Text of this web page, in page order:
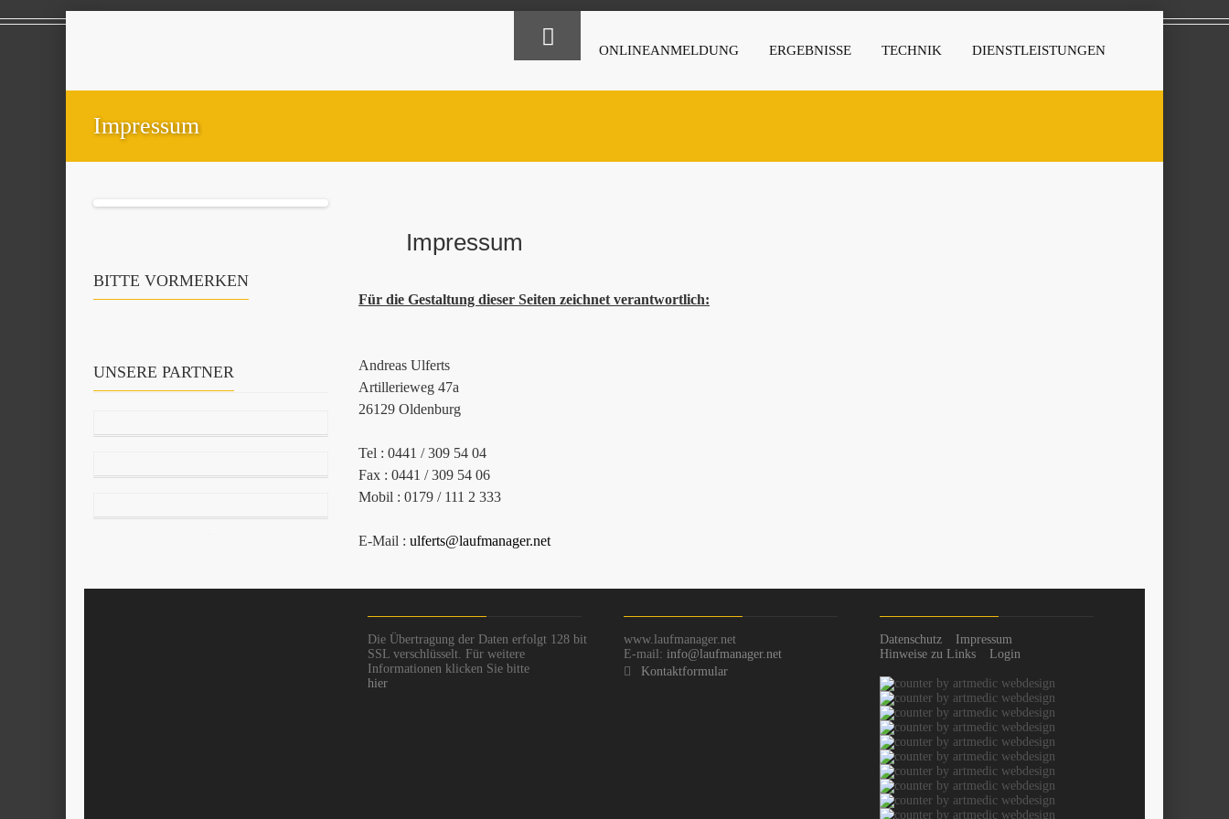
ONLINEANMELDUNG ERGEBNISSE TECHNIK DIENSTLEISTUNGEN
Impressum
BITTE VORMERKEN
UNSERE PARTNER
Impressum
Für die Gestaltung dieser Seiten zeichnet verantwortlich:
Andreas Ulferts
Artillerieweg 47a
26129 Oldenburg
Tel : 0441 / 309 54 04
Fax : 0441 / 309 54 06
Mobil : 0179 / 111 2 333
E-Mail : ulferts@laufmanager.net
Die Übertragung der Daten erfolgt 128 bit
SSL verschlüsselt. Für weitere
Informationen klicken Sie bitte
hier
www.laufmanager.net
E-mail: info@laufmanager.net
Kontaktformular
Datenschutz
Impressum
Hinweise zu Links
Login